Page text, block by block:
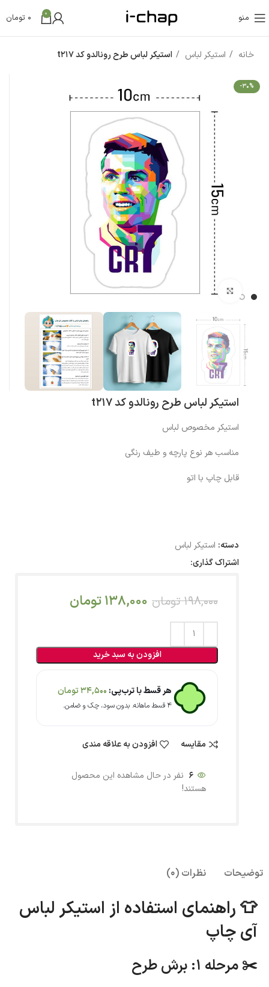
منو 0
0 تومان
خانه استیکر لباس استیکر لباس طرح رونالدو کد t217
-30%
بزرگنمایی تصویر
استیکر لباس طرح رونالدو کد t217
استیکر مخصوص لباس
مناسب هر نوع پارچه و طیف رنگی
قابل چاپ با اتو
دسته: استیکر لباس
اشتراک گذاری:
198,000 تومان 138,000تومان
افزودن به سبد خرید
هر قسط با ترب‌پی: 34,500تومان
۴ قسط ماهانه. بدون سود، چک و ضامن.
مقایسه افزودن به علاقه مندی
6 نفر در حال مشاهده این محصول
هستند!
توضیحات نظرات (0)
👕 راهنمای استفاده از استیکر لباس
آی چاپ
✂️ مرحله ۱: برش طرح